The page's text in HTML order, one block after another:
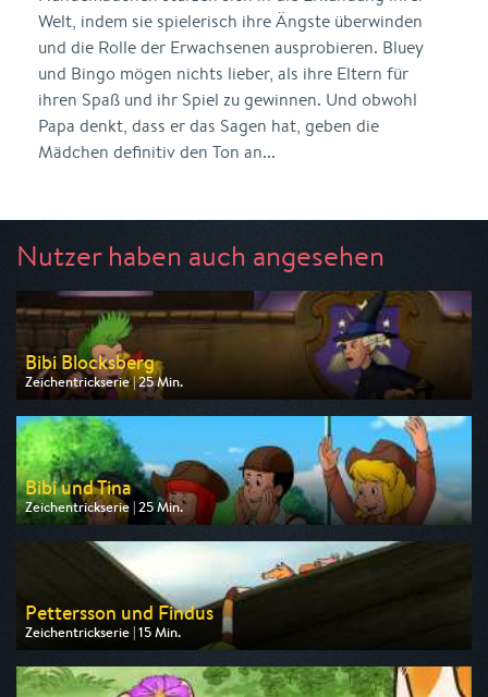
Welt, indem sie spielerisch ihre Ängste überwinden
und die Rolle der Erwachsenen ausprobieren. Bluey
und Bingo mögen nichts lieber, als ihre Eltern für
ihren Spaß und ihr Spiel zu gewinnen. Und obwohl
Papa denkt, dass er das Sagen hat, geben die
Mädchen definitiv den Ton an...
Nutzer haben auch angesehen
Bibi Blocksberg
Zeichentrickserie | 25 Min.
Ausgestrahlt von ZDF
am 08.08.2026, 07:30
Bibi und Tina
Zeichentrickserie | 25 Min.
Ausgestrahlt von ZDF
am 08.08.2026, 09:10
Pettersson und Findus
Zeichentrickserie | 15 Min.
Ausgestrahlt von ZDF
am 09.08.2026, 06:45